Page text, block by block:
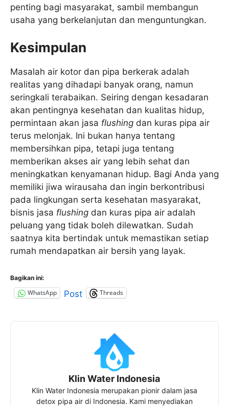
penting bagi masyarakat, sambil membangun
usaha yang berkelanjutan dan menguntungkan.
Kesimpulan
Masalah air kotor dan pipa berkerak adalah
realitas yang dihadapi banyak orang, namun
seringkali terabaikan. Seiring dengan kesadaran
akan pentingnya kesehatan dan kualitas hidup,
permintaan akan jasa flushing dan kuras pipa air
terus melonjak. Ini bukan hanya tentang
membersihkan pipa, tetapi juga tentang
memberikan akses air yang lebih sehat dan
meningkatkan kenyamanan hidup. Bagi Anda yang
memiliki jiwa wirausaha dan ingin berkontribusi
pada lingkungan serta kesehatan masyarakat,
bisnis jasa flushing dan kuras pipa air adalah
peluang yang tidak boleh dilewatkan. Sudah
saatnya kita bertindak untuk memastikan setiap
rumah mendapatkan air bersih yang layak.
Bagikan ini:
WhatsApp Post Threads
Klin Water Indonesia
Klin Water Indonesia merupakan pionir dalam jasa
detox pipa air di Indonesia. Kami menyediakan